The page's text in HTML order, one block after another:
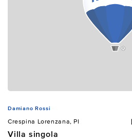
Damiano Rossi
Crespina Lorenzana, PI
Villa singola